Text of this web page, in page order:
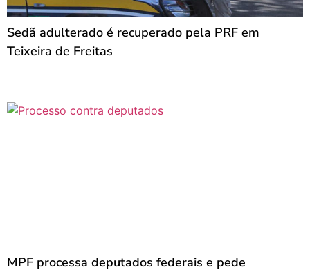
Sedã adulterado é recuperado pela PRF em
Teixeira de Freitas
MPF processa deputados federais e pede